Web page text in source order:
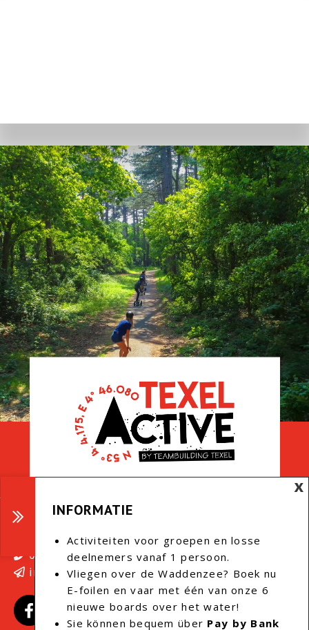
Texel Active
0222 - 44 11 55
info@texelactive.nl
INFORMATIE
Activiteiten voor groepen en losse
deelnemers vanaf 1 persoon.
Vliegen over de Waddenzee? Boek nu
E-foilen en vaar met één van onze 6
nieuwe boards over het water!
Sie können bequem über Pay by Bank